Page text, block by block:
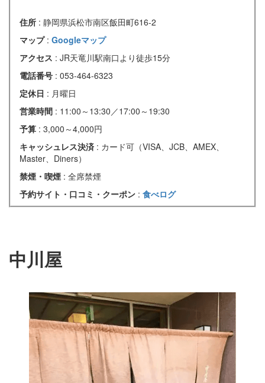
住所 : 静岡県浜松市南区飯田町616-2
マップ : Googleマップ
アクセス : JR天竜川駅南口より徒歩15分
電話番号 : 053-464-6323
定休日 : 月曜日
営業時間 : 11:00～13:30／17:00～19:30
予算 : 3,000～4,000円
キャッシュレス決済 : カード可（VISA、JCB、AMEX、
Master、Diners）
禁煙・喫煙 : 全席禁煙
予約サイト・口コミ・クーポン : 食べログ
中川屋